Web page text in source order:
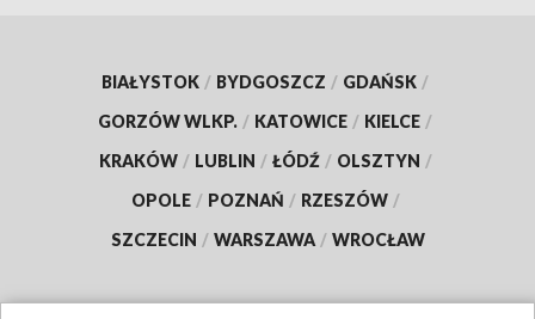
BIAŁYSTOK / BYDGOSZCZ / GDAŃSK /
GORZÓW WLKP. / KATOWICE / KIELCE /
KRAKÓW / LUBLIN / ŁÓDŹ / OLSZTYN /
OPOLE / POZNAŃ / RZESZÓW /
SZCZECIN / WARSZAWA / WROCŁAW